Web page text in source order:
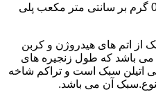
پلی اتیلن با دانسیته 0.941 تا 0.959 گرم بر سانتی متر مکعب پلی
از اتم های هیدروژن و کربن
باشد که طول زنجیره های
بار بلندتر از پلی اتیلن سبک است و تراکم شاخه
نوع.سبک آن می باشد.